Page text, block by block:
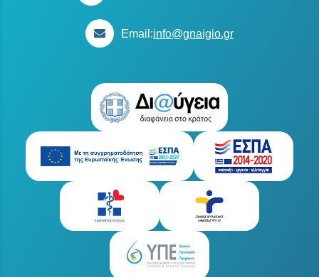
Email:info@gnaigio.gr